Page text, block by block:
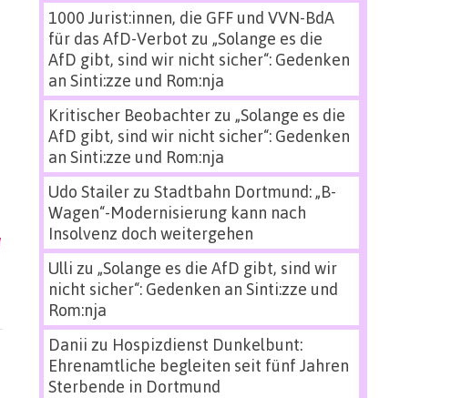
1000 Jurist:innen, die GFF und VVN-BdA
für das AfD-Verbot zu „Solange es die
AfD gibt, sind wir nicht sicher“: Gedenken
an Sinti:zze und Rom:nja
Kritischer Beobachterzu „Solange es die
AfD gibt, sind wir nicht sicher“: Gedenken
an Sinti:zze und Rom:nja
Udo Stailerzu Stadtbahn Dortmund: „B-
Wagen“-Modernisierung kann nach
Insolvenz doch weitergehen
Ulli zu „Solange es die AfD gibt, sind wir
nicht sicher“: Gedenken an Sinti:zze und
Rom:nja
Danii zu Hospizdienst Dunkelbunt:
Ehrenamtliche begleiten seit fünf Jahren
Sterbende in Dortmund